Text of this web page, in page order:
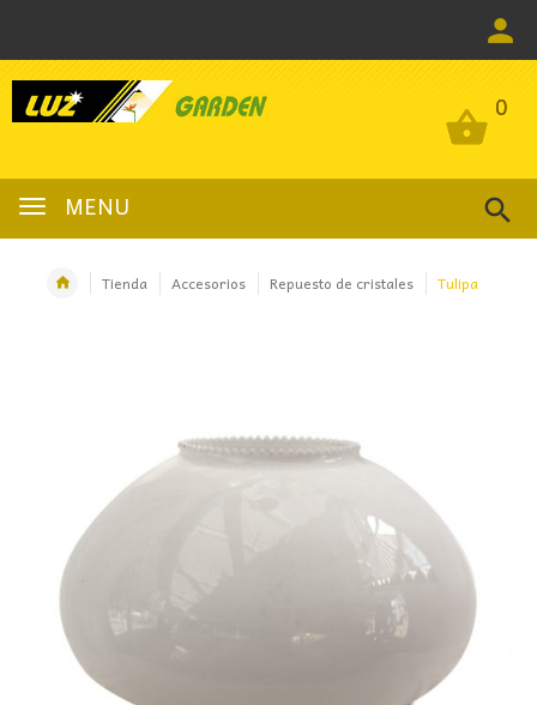
0
MENU
0
Tienda Accesorios Repuesto de cristales Tulipa